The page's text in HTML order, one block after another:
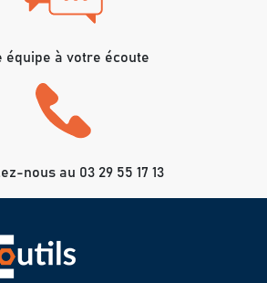
équipe à votre écoute
nous au 03 29 55 17 13